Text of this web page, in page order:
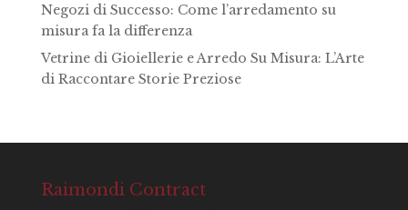
Negozi di Successo: Come l’arredamento su
misura fa la differenza
Vetrine di Gioiellerie e Arredo Su Misura: L’Arte
di Raccontare Storie Preziose
Raimondi Contract